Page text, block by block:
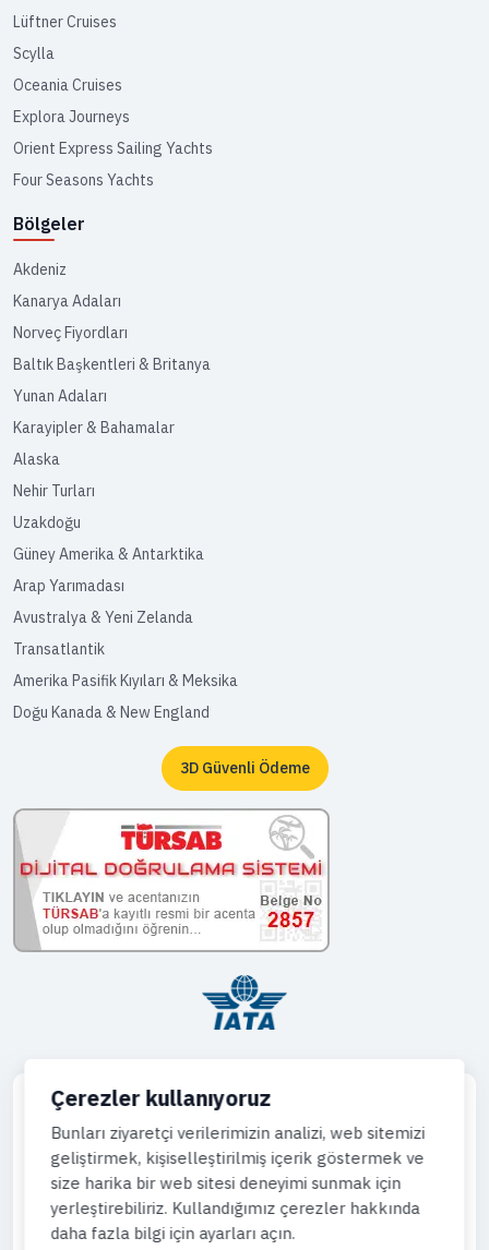
Lüftner Cruises
Scylla
Oceania Cruises
Explora Journeys
Orient Express Sailing Yachts
Four Seasons Yachts
Bölgeler
Akdeniz
Kanarya Adaları
Norveç Fiyordları
Baltık Başkentleri & Britanya
Yunan Adaları
Karayipler & Bahamalar
Alaska
Nehir Turları
Uzakdoğu
Güney Amerika & Antarktika
Arap Yarımadası
Avustralya & Yeni Zelanda
Transatlantik
Amerika Pasifik Kıyıları & Meksika
Doğu Kanada & New England
3D Güvenli Ödeme
Telefon
444 43 64
WhatsApp
Çerezler kullanıyoruz
Bunları ziyaretçi verilerimizin analizi, web sitemizi
geliştirmek, kişiselleştirilmiş içerik göstermek ve
size harika bir web sitesi deneyimi sunmak için
yerleştirebiliriz. Kullandığımız çerezler hakkında
daha fazla bilgi için ayarları açın.